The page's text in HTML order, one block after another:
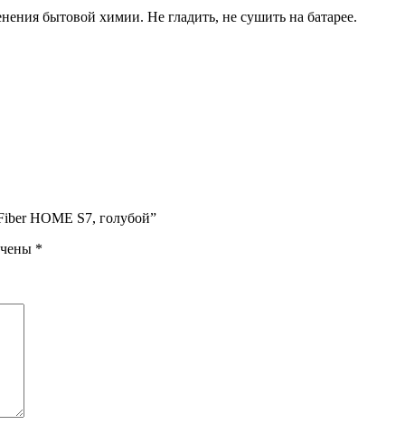
бытовой химии. Не гладить, не сушить на батарее.
HOME S7, голубой”
*